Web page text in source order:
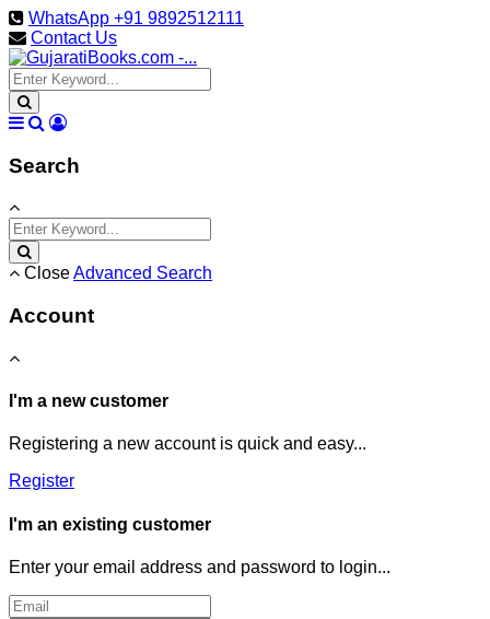
WhatsApp +91 9892512111
Contact Us
Search
CloseAdvanced Search
Account
I'm a new customer
Registering a new account is quick and easy...
Register
I'm an existing customer
Enter your email address and password to login...